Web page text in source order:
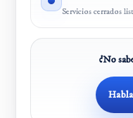
Servicios cerrados
¿No